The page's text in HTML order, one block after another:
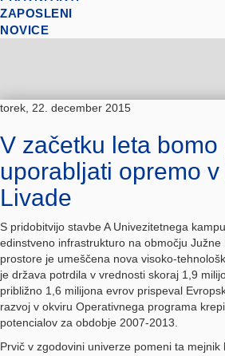
ZAPOSLENI
NOVICE
torek, 22. december 2015
V začetku leta bomo
uporabljati opremo
Livade
S pridobitvijo stavbe A Univezitetnega
edinstveno infrastrukturo na območju
prostore je umeščena nova visoko-
je država potrdila v vrednosti skoraj 1,9
približno 1,6 milijona evrov prispeval
razvoj v okviru Operativnega programa
potencialov za obdobje 2007-2013.
Prvič v zgodovini univerze pomeni ta mejnik